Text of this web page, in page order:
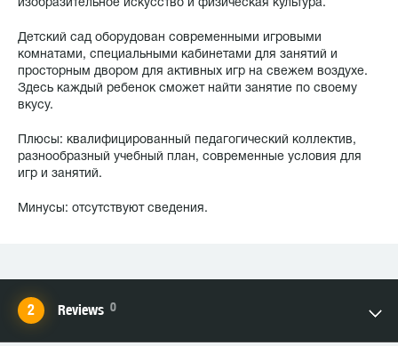
изобразительное искусство и физическая культура.
Детский сад оборудован современными игровыми
комнатами, специальными кабинетами для занятий и
просторным двором для активных игр на свежем воздухе.
Здесь каждый ребенок сможет найти занятие по своему
вкусу.
Плюсы: квалифицированный педагогический коллектив,
разнообразный учебный план, современные условия для
игр и занятий.
Минусы: отсутствуют сведения.
Reviews 0